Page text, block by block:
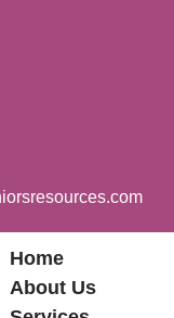
Home
About Us